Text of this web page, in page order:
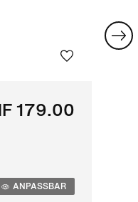
179.00
ANPASSBAR